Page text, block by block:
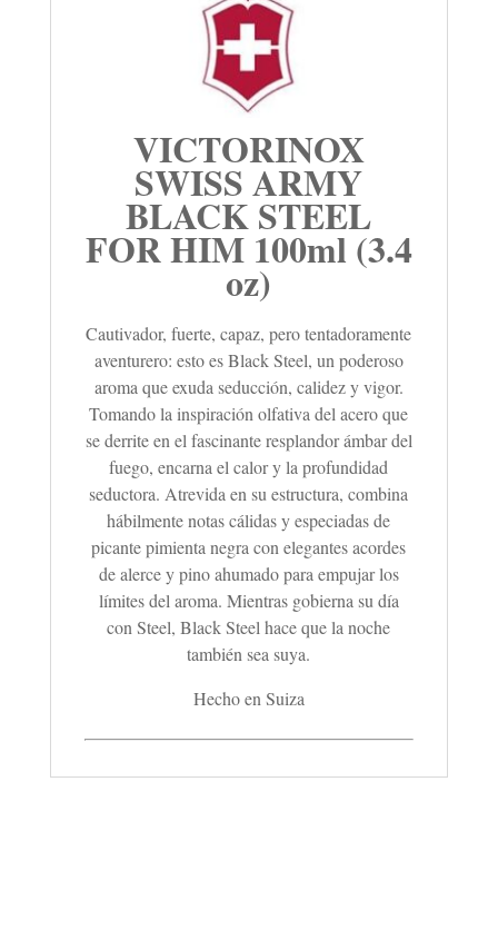
VICTORINOX
SWISS ARMY
BLACK STEEL
FOR HIM 100ml (3.4
oz)
Cautivador, fuerte, capaz, pero tentadoramente
aventurero: esto es Black Steel, un poderoso
aroma que exuda seducción, calidez y vigor.
Tomando la inspiración olfativa del acero que
se derrite en el fascinante resplandor ámbar del
fuego, encarna el calor y la profundidad
seductora. Atrevida en su estructura, combina
hábilmente notas cálidas y especiadas de
picante pimienta negra con elegantes acordes
de alerce y pino ahumado para empujar los
límites del aroma. Mientras gobierna su día
con Steel, Black Steel hace que la noche
también sea suya.
Hecho en Suiza